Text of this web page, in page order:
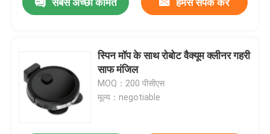
सबसे अच्छी कीमत हमसे संपर्क करें
स्पिन मॉप के साथ रोबोट वैक्यूम क्लीनर गहरी
साफ मंजिल
MOQ：200 पीसीएस
मूल्य：negotiable